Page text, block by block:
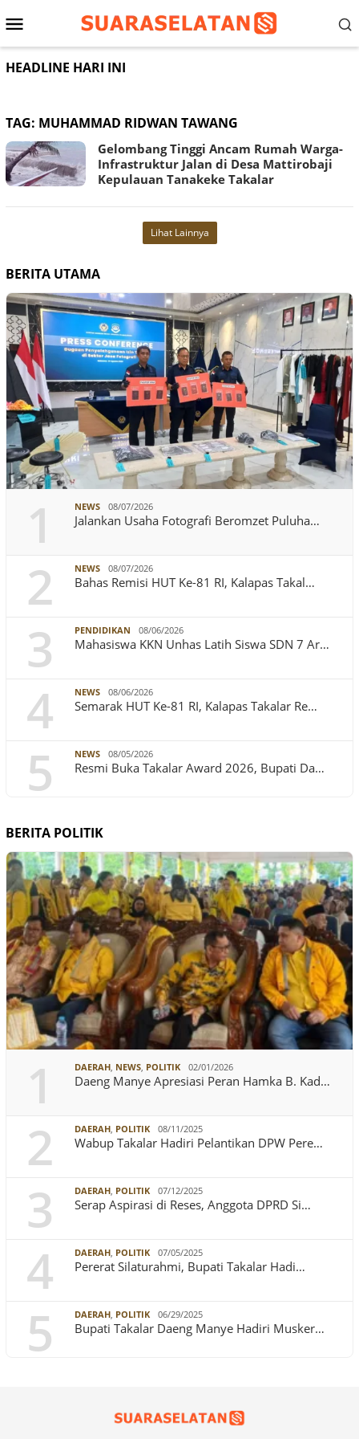
ke
Menu
Mobile
HEADLINE HARI INI
TAG: MUHAMMAD RIDWAN TAWANG
Gelombang Tinggi Ancam Rumah Warga-
Infrastruktur Jalan di Desa Mattirobaji
Kepulauan Tanakeke Takalar
Lihat Lainnya
BERITA UTAMA
1 NEWS 08/07/2026
Jalankan Usaha Fotografi Beromzet Puluha…
2 NEWS 08/07/2026
Bahas Remisi HUT Ke-81 RI, Kalapas Takal…
3 PENDIDIKAN 08/06/2026
Mahasiswa KKN Unhas Latih Siswa SDN 7 Ar…
4 NEWS 08/06/2026
Semarak HUT Ke-81 RI, Kalapas Takalar Re…
5 NEWS 08/05/2026
Resmi Buka Takalar Award 2026, Bupati Da…
BERITA POLITIK
1 DAERAH, NEWS, POLITIK 02/01/2026
Daeng Manye Apresiasi Peran Hamka B. Kad…
2 DAERAH, POLITIK 08/11/2025
Wabup Takalar Hadiri Pelantikan DPW Pere…
3 DAERAH, POLITIK 07/12/2025
Serap Aspirasi di Reses, Anggota DPRD Si…
4 DAERAH, POLITIK 07/05/2025
Pererat Silaturahmi, Bupati Takalar Hadi…
5 DAERAH, POLITIK 06/29/2025
Bupati Takalar Daeng Manye Hadiri Musker…